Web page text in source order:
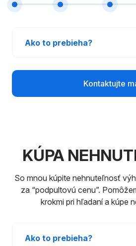
Ako to prebieha?
Precízna analýza
nastavenie predajnej
Home staging, ktorý zvýši
hodnotu nehnuteľnosti
Kompletné právne
procesu predaja
vrátane prepisu médií
Kontaktujte
KÚPA
So mnou kúpite nehnuteľnosť
za “podpultovú cenu”.
krokmi pri hľadaní a kúpe
Ako to prebieha?